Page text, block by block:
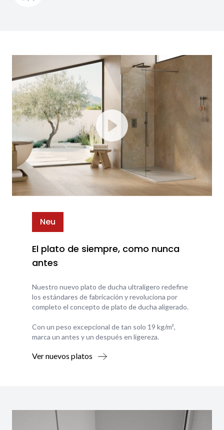
Neu
El plato de siempre, como nunca
antes
Nuestro nuevo plato de ducha ultraligero redefine
los estándares de fabricación y revoluciona por
completo el concepto de plato de ducha aligerado.
Con un peso excepcional de tan solo 19 kg/m²,
marca un antes y un después en ligereza.
Ver nuevos platos